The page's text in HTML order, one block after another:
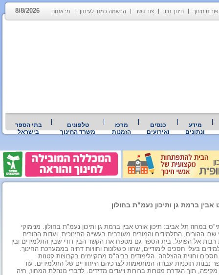
פורום חינוך חינוך נכון צור קשר הרשמה כמנוי לעיתון מי אנחנו 8/8/2026
מידע
ונתונים
כנסים
ואירועים
מרכז
הזמנות
טלפונים
משרד החינוך
בתי הספר
בישראל
ברמת גן ותיכון נעמ"ת בחולון
תל אביב: תיכון אורט אבין ברמת גן ותיכון נעמ"ת בחולון. מנימוקי
ההורים, התלמידים והמורים מעורבים בעשייה החינוכית. ועדות ההורים
רבות אל הפועל. בית הספר גם מטפח את הקשר הבין דורי שבין התלמידים ובין
בעלי חסכים לימודיים, שחוו כישלונות וחוויות דחיה בממערכת החינוך.
וחווית ההצלחה. הלימודים בביה"ס מתקיימים בקבוצות קטנות
תוכניות עבודה המותאמות לצרכיהם הייחודיים של התלמידים. עוד
תוך הגדרת מטרות ברורות ויעדים מדידים. לדברי מנהלת המחוז, חיה